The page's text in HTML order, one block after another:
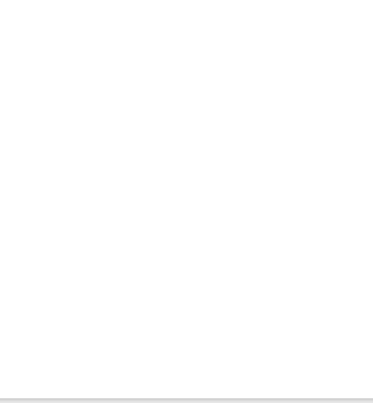
5 Sternen